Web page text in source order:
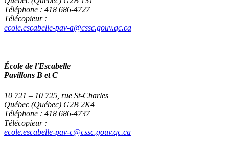
Téléphone : 418 686-4727
Télécopieur :
ecole.escabelle-pav-a@cssc.gouv.qc.ca
École de l'Escabelle
Pavillons B et C
10 721 – 10 725, rue St-Charles
Québec (Québec) G2B 2K4
Téléphone : 418 686-4737
Télécopieur :
ecole.escabelle-pav-c@cssc.gouv.qc.ca